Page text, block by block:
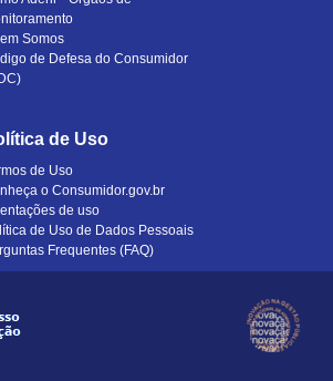
Somos
de Defesa do Consumidor
de Uso
de Uso
o Consumidor.gov.br
de uso
de Uso de Dados Pessoais
Frequentes (FAQ)